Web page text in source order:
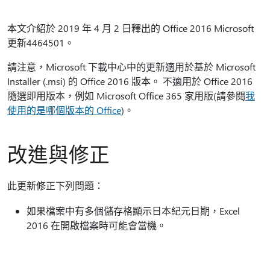
本文介紹於 2019 年 4 月 2 日釋出的 Office 2016 Microsoft
更新4464501。
請注意，Microsoft 下載中心中的更新適用於基於 Microsoft
Installer (.msi) 的 Office 2016 版本。 不適用於 Office 2016
隨選即用版本，例如 Microsoft Office 365 家用版(請參閱我
使用的是哪個版本的 Office)。
改進與修正
此更新修正下列問題：
如果檔案中有多個儲存格顯示日本紀元日期，Excel
2016 在開啟檔案時可能會當機。